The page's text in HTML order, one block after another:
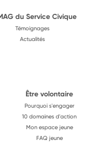
du Service Civique
Témoignages
Actualités
Être volontaire
Pourquoi s'engager
10 domaines d'action
Mon espace jeune
FAQ jeune